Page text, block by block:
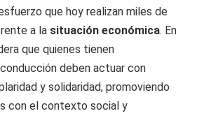
que hoy realizan miles de
a la situación económica. En
que quienes tienen
deben actuar con
y solidaridad, promoviendo
con el contexto social y